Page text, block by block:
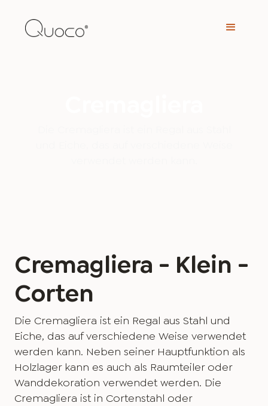
Cremagliera - Klein -
Corten
Die Cremagliera ist ein Regal aus Stahl und
Eiche, das auf verschiedene Weise verwendet
werden kann. Neben seiner Hauptfunktion als
Holzlager kann es auch als Raumteiler oder
Wanddekoration verwendet werden. Die
Cremagliera ist in Cortenstahl oder